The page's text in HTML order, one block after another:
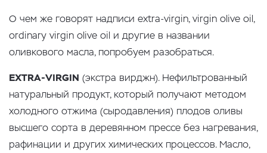
О чем же говорят надписи extra-virgin, virgin olive oil,
ordinary virgin olive oil и другие в названии
оливкового масла, попробуем разобраться.
EXTRA-VIRGIN (экстра вирджн). Нефильтрованный
натуральный продукт, который получают методом
холодного отжима (сыродавления) плодов оливы
высшего сорта в деревянном прессе без нагревания,
рафинации и других химических процессов. Масло,